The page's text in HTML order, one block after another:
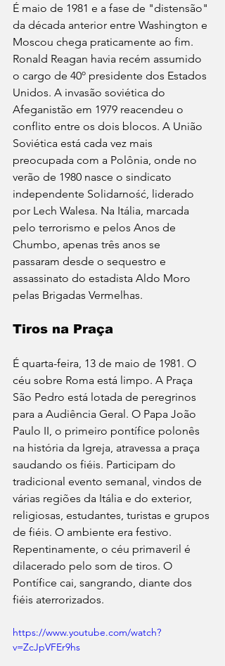
É maio de 1981 e a fase de "distensão"
da década anterior entre Washington e
Moscou chega praticamente ao fim.
Ronald Reagan havia recém assumido
o cargo de 40º presidente dos Estados
Unidos. A invasão soviética do
Afeganistão em 1979 reacendeu o
conflito entre os dois blocos. A União
Soviética está cada vez mais
preocupada com a Polônia, onde no
verão de 1980 nasce o sindicato
independente Solidarność, liderado
por Lech Walesa. Na Itália, marcada
pelo terrorismo e pelos Anos de
Chumbo, apenas três anos se
passaram desde o sequestro e
assassinato do estadista Aldo Moro
pelas Brigadas Vermelhas.
Tiros na Praça
É quarta-feira, 13 de maio de 1981. O
céu sobre Roma está limpo. A Praça
São Pedro está lotada de peregrinos
para a Audiência Geral. O Papa João
Paulo II, o primeiro pontífice polonês
na história da Igreja, atravessa a praça
saudando os fiéis. Participam do
tradicional evento semanal, vindos de
várias regiões da Itália e do exterior,
religiosas, estudantes, turistas e grupos
de fiéis. O ambiente era festivo.
Repentinamente, o céu primaveril é
dilacerado pelo som de tiros. O
Pontífice cai, sangrando, diante dos
fiéis aterrorizados.
https://www.youtube.com/watch?
v=ZcJpVFEr9hs